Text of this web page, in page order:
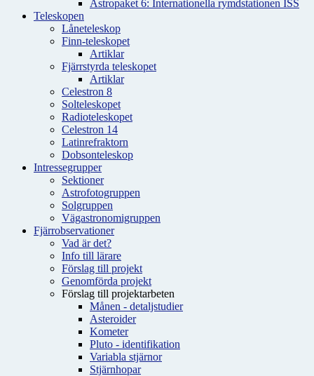
Astropaket 6: Internationella rymdstationen ISS
Teleskopen
Låneteleskop
Finn-teleskopet
Artiklar
Fjärrstyrda teleskopet
Artiklar
Celestron 8
Solteleskopet
Radioteleskopet
Celestron 14
Latinrefraktorn
Dobsonteleskop
Intressegrupper
Sektioner
Astrofotogruppen
Solgruppen
Vägastronomigruppen
Fjärrobservationer
Vad är det?
Info till lärare
Förslag till projekt
Genomförda projekt
Förslag till projektarbeten
Månen - detaljstudier
Asteroider
Kometer
Pluto - identifikation
Variabla stjärnor
Stjärnhopar